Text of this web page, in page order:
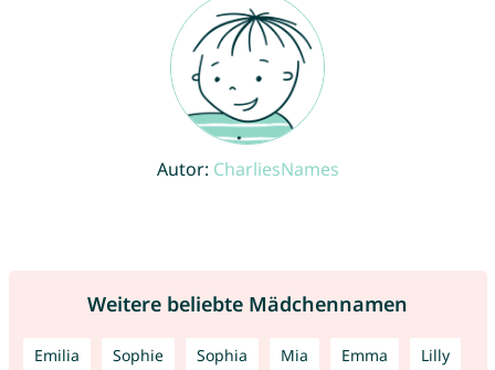
Autor: CharliesNames
Weitere beliebte Mädchennamen
Emilia Sophie Sophia Mia Emma Lilly